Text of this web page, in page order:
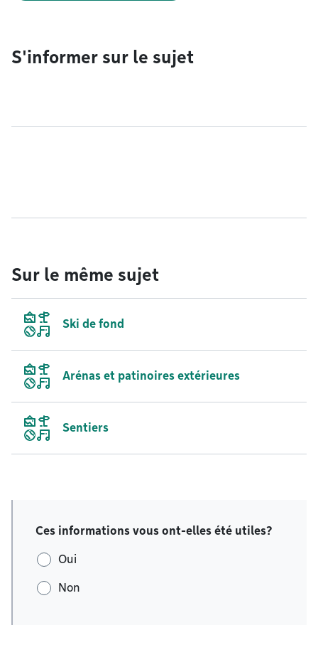
S'informer sur le sujet
Sur le même sujet
Ski de fond
Arénas et patinoires extérieures
Sentiers
Ces informations vous ont-elles été utiles?
Oui
Non